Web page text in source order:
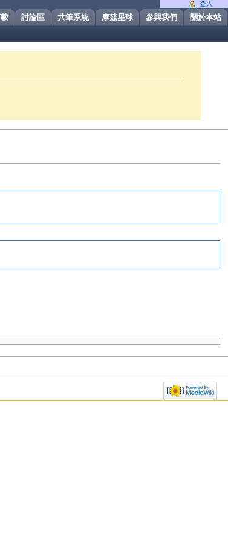
關於本站
參與我們
摩茲星球
共筆系統
討論區
登入